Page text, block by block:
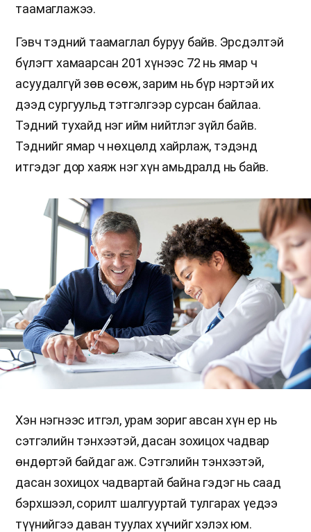
таамаглажээ.
Гэвч тэдний таамаглал буруу байв. Эрсдэлтэй
бүлэгт хамаарсан 201 хүнээс 72 нь ямар ч
асуудалгүй зөв өсөж, зарим нь бүр нэртэй их
дээд сургуульд тэтгэлгээр сурсан байлаа.
Тэдний тухайд нэг ийм нийтлэг зүйл байв.
Тэднийг ямар ч нөхцөлд хайрлаж, тэдэнд
итгэдэг дор хаяж нэг хүн амьдралд нь байв.
Хэн нэгнээс итгэл, урам зориг авсан хүн ер нь
сэтгэлийн тэнхээтэй, дасан зохицох чадвар
өндөртэй байдаг аж. Сэтгэлийн тэнхээтэй,
дасан зохицох чадвартай байна гэдэг нь саад
бэрхшээл, сорилт шалгууртай тулгарах үедээ
түүнийгээ даван туулах хүчийг хэлэх юм.